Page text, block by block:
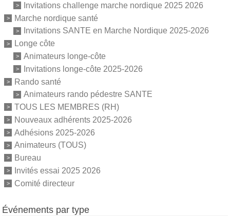
Invitations challenge marche nordique 2025 2026
Marche nordique santé
Invitations SANTE en Marche Nordique 2025-2026
Longe côte
Animateurs longe-côte
Invitations longe-côte 2025-2026
Rando santé
Animateurs rando pédestre SANTE
TOUS LES MEMBRES (RH)
Nouveaux adhérents 2025-2026
Adhésions 2025-2026
Animateurs (TOUS)
Bureau
Invités essai 2025 2026
Comité directeur
Événements par type